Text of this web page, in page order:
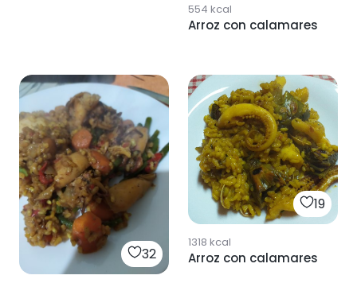
554 kcal
Arroz con calamares
32
19
1318 kcal
Arroz con calamares